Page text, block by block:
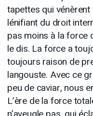
tapettes qui
lénifiant du droit
pas moins à la force
le dis. La force a
toujours raison de
langouste. Avec ce
peu de caviar, nous
L’ère de la force